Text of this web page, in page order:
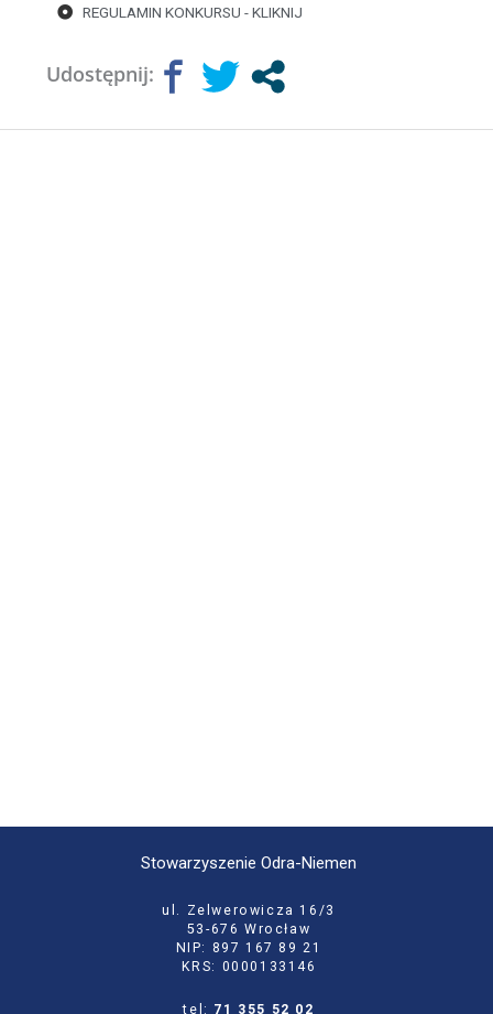
REGULAMIN KONKURSU - KLIKNIJ
Udostępnij:
Stowarzyszenie Odra-Niemen
ul. Zelwerowicza 16/3
53-676 Wrocław
NIP: 897 167 89 21
KRS: 0000133146
tel: 71 355 52 02